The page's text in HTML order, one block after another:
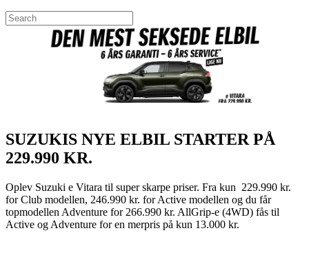
SUZUKIS NYE ELBIL STARTER PÅ
229.990 KR.
Oplev Suzuki e Vitara til super skarpe priser. Fra kun 229.990 kr.
for Club modellen, 246.990 kr. for Active modellen og du får
topmodellen Adventure for 266.990 kr. AllGrip-e (4WD) fås til
Active og Adventure for en merpris på kun 13.000 kr.